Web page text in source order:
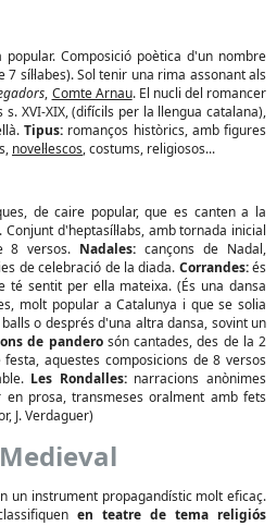
Composició poètica d'un nombre
síl·labes). Sol tenir una rima assonant als
, Comte Arnau. El nucli del romancer
XVI-XIX, (difícils per la llengua catalana),
Tipus: romanços històrics, amb figures
novel·lescos, costums, religiosos...
de caire popular, que es canten a la
d'heptasíl·labs, amb tornada inicial
8 versos. Nadales: cançons de Nadal,
de celebració de la diada. Corrandes:és
té sentit per ella mateixa. (És una dansa
molt popular a Catalunya i que se solia
o després d'una altra dansa, sovint un
de panderosón cantades, des de la 2
aquestes composicions de 8 versos
Les Rondalles:narracions anònimes
prosa, transmeses oralment amb fets
J. Verdaguer)
un instrument propagandístic molt eficaç.
en teatre de tema religiós